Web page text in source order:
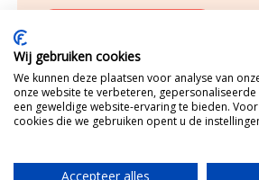
Wij gebruiken cookies
We kunnen deze plaatsen voor analyse van
onze website te verbeteren,
een geweldige website-ervaring te bieden.
cookies die we gebruiken opent u de
Accepteer alles